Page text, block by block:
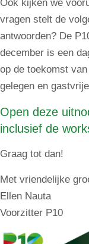
Ook kijken we
vragen stelt de
antwoorden? De
december is een
op de toekomst
gelegen en
Open deze
inclusief de
Graag tot dan!
Met vriendelijke
Ellen Nauta
Voorzitter P10